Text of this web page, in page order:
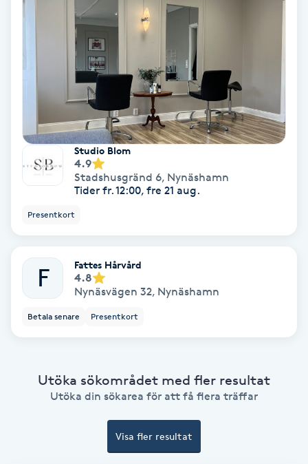
Ansiktsbehandling djuprengörande
Babylights
Bambumassage
Barber
BIAB
Blowout
Bottenfärg
Brynformning
Studio Blom
4.9
Stadshusgränd 6, Nynäshamn
Tider fr. 12:00, fre 21 aug.
Presentkort
F Fattes Hårvård
4.8
Nynäsvägen 32, Nynäshamn
Betala senare Presentkort
Utöka sökområdet med fler resultat
Utöka din sökarea för att få flera träffar
Visa fler resultat